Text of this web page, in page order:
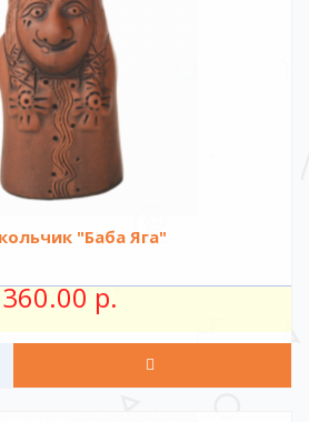
"Баба Яга"
360.00 р.